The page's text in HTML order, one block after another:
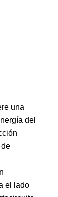
una
del
de
el lado